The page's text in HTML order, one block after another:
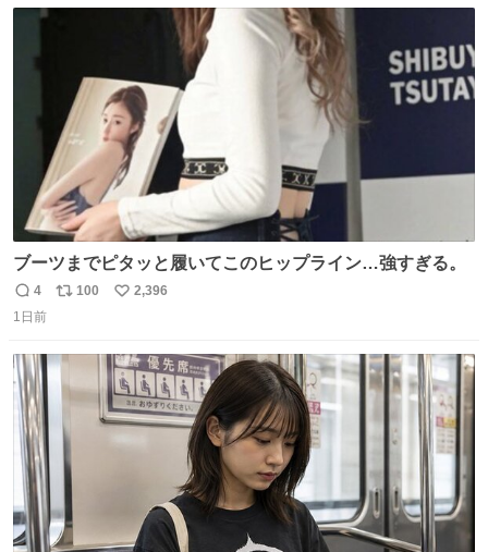
ブーツまでピタッと履いてこのヒップライン…強すぎる。
返
信
4
リ
ト
100
い
数
2,396
1日前